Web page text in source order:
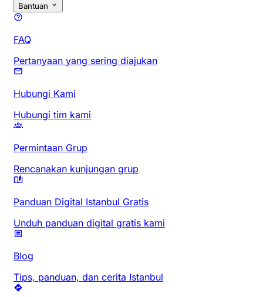
Bantuan
FAQ
Pertanyaan yang sering diajukan
Hubungi Kami
Hubungi tim kami
Permintaan Grup
Rencanakan kunjungan grup
Panduan Digital Istanbul Gratis
Unduh panduan digital gratis kami
Blog
Tips, panduan, dan cerita Istanbul